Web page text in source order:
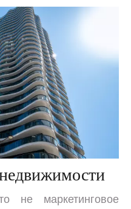
не маркетинговое